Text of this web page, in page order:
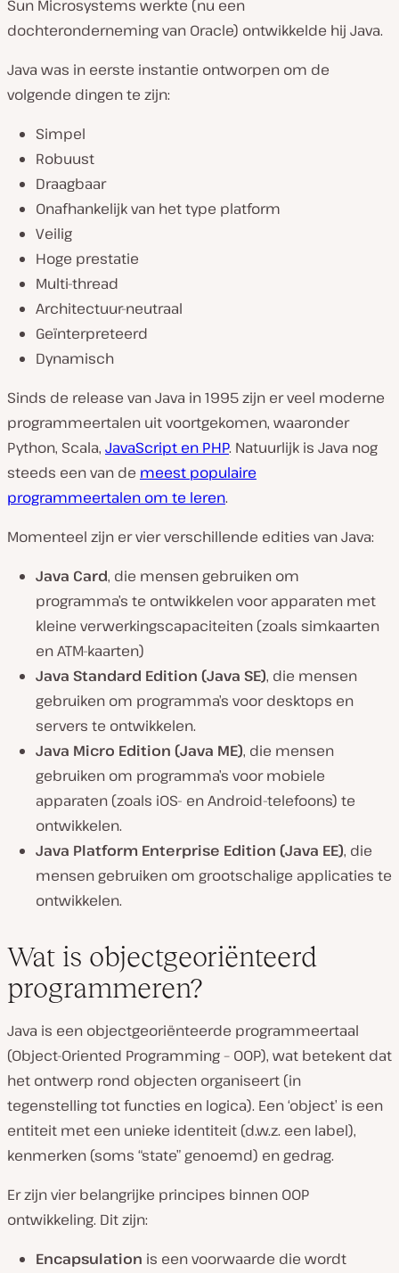
Sun Microsystems werkte (nu een
dochteronderneming van Oracle) ontwikkelde hij Java.
Java was in eerste instantie ontworpen om de
volgende dingen te zijn:
Simpel
Robuust
Draagbaar
Onafhankelijk van het type platform
Veilig
Hoge prestatie
Multi-thread
Architectuur-neutraal
Geïnterpreteerd
Dynamisch
Sinds de release van Java in 1995 zijn er veel moderne
programmeertalen uit voortgekomen, waaronder
Python, Scala, JavaScript en PHP. Natuurlijk is Java nog
steeds een van de meest populaire
programmeertalen om te leren.
Momenteel zijn er vier verschillende edities van Java:
Java Card, die mensen gebruiken om
programma’s te ontwikkelen voor apparaten met
kleine verwerkingscapaciteiten (zoals simkaarten
en ATM-kaarten)
Java Standard Edition (Java SE), die mensen
gebruiken om programma’s voor desktops en
servers te ontwikkelen.
Java Micro Edition (Java ME), die mensen
gebruiken om programma’s voor mobiele
apparaten (zoals iOS- en Android-telefoons) te
ontwikkelen.
Java Platform Enterprise Edition (Java EE), die
mensen gebruiken om grootschalige applicaties te
ontwikkelen.
Wat is objectgeoriënteerd
programmeren?
Java is een objectgeoriënteerde programmeertaal
(Object-Oriented Programming – OOP), wat betekent dat
het ontwerp rond objecten organiseert (in
tegenstelling tot functies en logica). Een ‘object’ is een
entiteit met een unieke identiteit (d.w.z. een label),
kenmerken (soms “state” genoemd) en gedrag.
Er zijn vier belangrijke principes binnen OOP
ontwikkeling. Dit zijn:
Encapsulation is een voorwaarde die wordt